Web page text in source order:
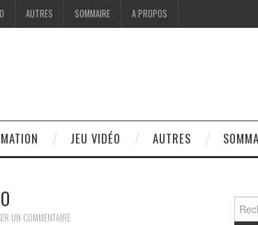
AUTRES SOMMAIRE A PROPOS
JEU VIDÉO AUTRES
UN COMMENTAIRE